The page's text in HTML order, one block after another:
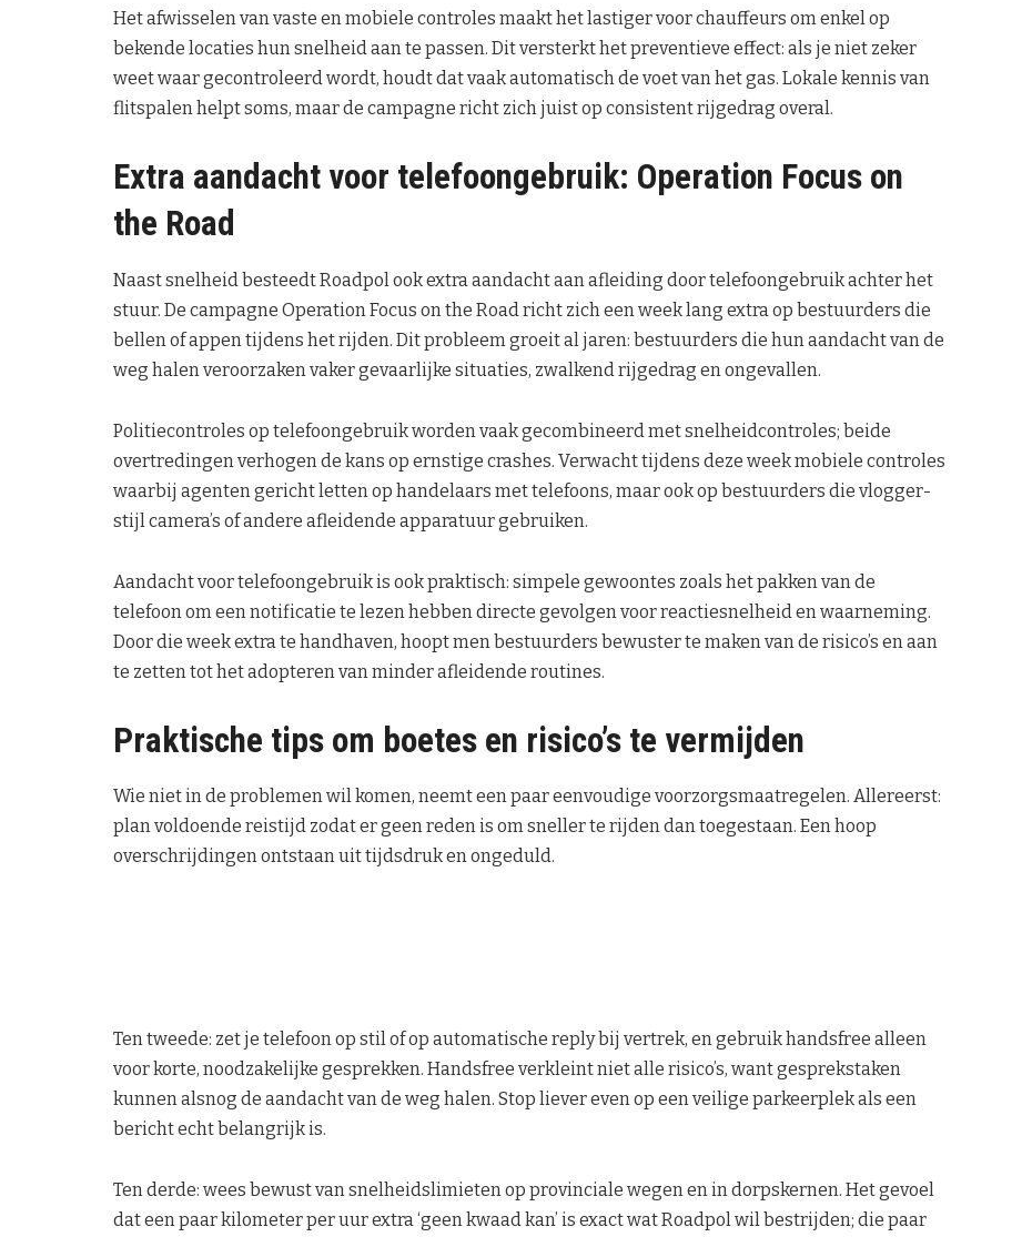
Het afwisselen van vaste en mobiele controles maakt het lastiger voor chauffeurs om enkel op
bekende locaties hun snelheid aan te passen. Dit versterkt het preventieve effect: als je niet zeker
weet waar gecontroleerd wordt, houdt dat vaak automatisch de voet van het gas. Lokale kennis van
flitspalen helpt soms, maar de campagne richt zich juist op consistent rijgedrag overal.
Extra aandacht voor telefoongebruik: Operation Focus on
the Road
Naast snelheid besteedt Roadpol ook extra aandacht aan afleiding door telefoongebruik achter het
stuur. De campagne Operation Focus on the Road richt zich een week lang extra op bestuurders die
bellen of appen tijdens het rijden. Dit probleem groeit al jaren: bestuurders die hun aandacht van de
weg halen veroorzaken vaker gevaarlijke situaties, zwalkend rijgedrag en ongevallen.
Politiecontroles op telefoongebruik worden vaak gecombineerd met snelheidcontroles; beide
overtredingen verhogen de kans op ernstige crashes. Verwacht tijdens deze week mobiele controles
waarbij agenten gericht letten op handelaars met telefoons, maar ook op bestuurders die vlogger-
stijl camera’s of andere afleidende apparatuur gebruiken.
Aandacht voor telefoongebruik is ook praktisch: simpele gewoontes zoals het pakken van de
telefoon om een notificatie te lezen hebben directe gevolgen voor reactiesnelheid en waarneming.
Door die week extra te handhaven, hoopt men bestuurders bewuster te maken van de risico’s en aan
te zetten tot het adopteren van minder afleidende routines.
Praktische tips om boetes en risico’s te vermijden
Wie niet in de problemen wil komen, neemt een paar eenvoudige voorzorgsmaatregelen. Allereerst:
plan voldoende reistijd zodat er geen reden is om sneller te rijden dan toegestaan. Een hoop
overschrijdingen ontstaan uit tijdsdruk en ongeduld.
Ten tweede: zet je telefoon op stil of op automatische reply bij vertrek, en gebruik handsfree alleen
voor korte, noodzakelijke gesprekken. Handsfree verkleint niet alle risico’s, want gesprekstaken
kunnen alsnog de aandacht van de weg halen. Stop liever even op een veilige parkeerplek als een
bericht echt belangrijk is.
Ten derde: wees bewust van snelheidslimieten op provinciale wegen en in dorpskernen. Het gevoel
dat een paar kilometer per uur extra ‘geen kwaad kan’ is exact wat Roadpol wil bestrijden; die paar